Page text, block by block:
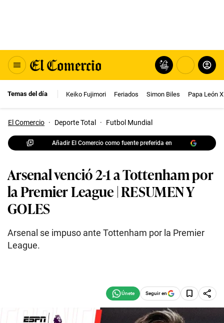
Temas del día Keiko Fujimori Feriados Simon Biles Papa León
El Comercio · Deporte Total · Futbol Mundial
Añadir El Comercio como fuente preferida en
Arsenal venció 2-1 a Tottenham por
la Premier League | RESUMEN Y
GOLES
Arsenal se impuso ante Tottenham por la Premier
League.
Seguir en